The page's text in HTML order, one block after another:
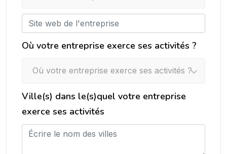
Où votre entreprise exerce ses activités ?
Où votre entreprise exerce ses activités ?
Ville(s) dans le(s)quel votre entreprise
exerce ses activités